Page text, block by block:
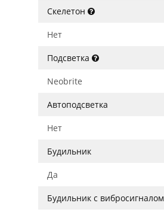
Скелетон
Нет
Подсветка
Neobrite
Автоподсветка
Нет
Будильник
Да
Будильник с вибросигналом